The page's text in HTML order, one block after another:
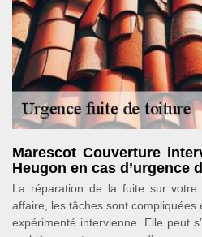
Marescot Couverture
Heugon en cas d’urgence
La réparation de la fuite sur votre
affaire, les tâches sont compliquées
expérimenté intervienne. Elle peut